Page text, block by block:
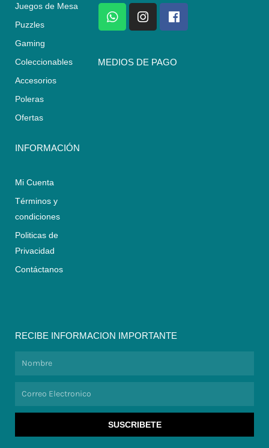
Juegos de Mesa
Puzzles
Gaming
Coleccionables
Accesorios
Poleras
Ofertas
INFORMACIÓN
Mi Cuenta
Términos y
condiciones
Politicas de
Privacidad
Contáctanos
W
h
a
s
I
n
s
a
F
a
c
b
MEDIOS DE PAGO
RECIBE INFORMACION IMPORTANTE
SUSCRIBETE